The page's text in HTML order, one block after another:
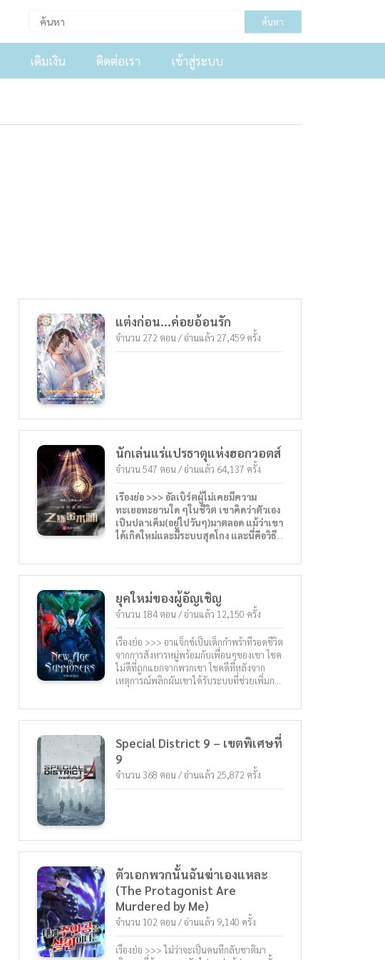
ค้นหา
เติมเงิน ติดต่อเรา เข้าสู่ระบบ
แต่งก่อน...ค่อยอ้อนรัก
จำนวน 272 ตอน / อ่านแล้ว 27,459 ครั้ง
นักเล่นแร่แปรธาตุแห่งฮอกวอตส์
จำนวน 547 ตอน / อ่านแล้ว 64,137 ครั้ง
เรื่องย่อ >>> อัลเบิร์ตผู้ไม่เคยมีความ
ทะเยอทะยานใด ๆในชีวิต เขาคิดว่าตัวเอง
เป็นปลาเค็ม(อยู่ไปวันๆ)มาตลอด แม้ว่าเขา
ได้เกิดใหม่และมีระบบสุดโกง และนี่คือวิธีที่
อัลเบิร์ตก็วางแผนที่จะทำตัวปลาเค็มเช่น
เดิม ทว่าเมื่อนกฮูกได้ส่งคำเชิญจากฮอก
มายังโลกแห่งนวนิยายแฮร์รี่พอตเตอร์
ตอนนี้อัลเบิร์ตกำลังพิจารณาว่าจะเป็นปลา
เค็มในโลกเวทมนตร์ได้อย่างไร
Tag : พระเอกเทพ หล่อ ตัวละครใจเย็น
ต่อสู้ เวทมนต์ เล่นแร่แปรธาตุ แฮรี่พอต
เตอร์
ยุคใหม่ของผู้อัญเชิญ
จำนวน 184 ตอน / อ่านแล้ว 12,150 ครั้ง
เรื่องย่อ >>> อาแจ็กซ์เป็นเด็กกำพร้าที่รอดชีวิต
จากการสังหารหมู่พร้อมกับเพื่อนๆของเขา โชค
ไม่ดีที่ถูกแยกจากพวกเขา โชคดีที่หลังจาก
เหตุการณ์พลิกผันเขาได้รับระบบที่ช่วยเพิ่มการ
เขารู้สิ่งหนึ่งที่แน่นอนระบบนี้มีพลังมากและมี
ประโยชน์ในการแก้แค้นของเขา « ไม่ว่าเจ้าเป็น
ใคร ข้าจะไปหาเจ้า » อาแจ็กซ์ พึมพำกับตัวเอง
ด้วยสีหน้าไม่พอใจ ในโลกที่การอัญเชิญ
วิญญาณแห่งธาตุเกิดขึ้นผ่านความฝันเมื่อพวก
เขาอายุ 15 ปี อาแจ็กซ์ด้วยความช่วยเหลือของ
ระบบและวิญญาณที่ถูกอัญเชิญของเขา ออก
Special District 9 – เขตพิเศษที่
9
จำนวน 368 ตอน / อ่านแล้ว 25,872 ครั้ง
ตัวเอกพวกนั้นฉันฆ่าเองแหละ
(The Protagonist Are
Murdered by Me)
จำนวน 102 ตอน / อ่านแล้ว 9,140 ครั้ง
เรื่องย่อ >>> ไม่ว่าจะเป็นคนที่กลับชาติมา